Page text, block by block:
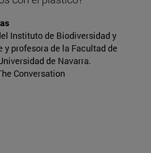
Instituto de Biodiversidad y
y profesora de la Facultad de
de Navarra.
Conversation